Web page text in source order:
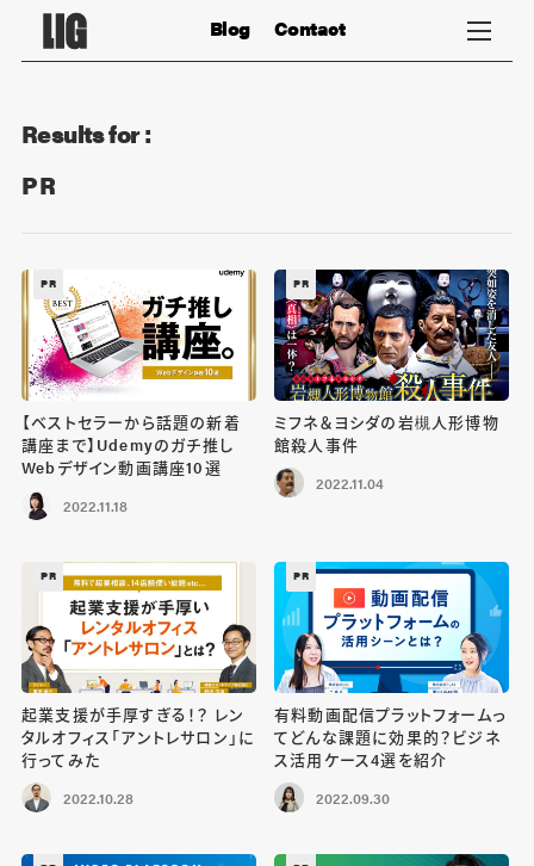
Contact
Blog
Results for :
PR
PR
【ベストセラーから話題の新着
講座まで】Udemyのガチ推し
Webデザイン動画講座10選
2022.11.18
PR
ミフネ＆ヨシダの岩槻人形博物
館殺人事件
2022.11.04
PR
起業支援が手厚すぎる！？ レン
タルオフィス「アントレサロン」に
行ってみた
2022.10.28
PR
有料動画配信プラットフォームっ
てどんな課題に効果的？ビジネ
ス活用ケース4選を紹介
2022.09.30